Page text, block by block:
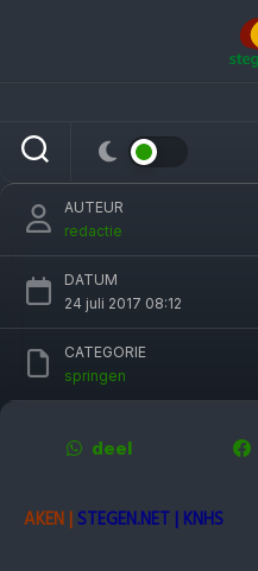
Houtzager in Grote
AUTEUR
redactie
DATUM
24 juli 2017 08:12
CATEGORIE
springen
deel
AKEN | STEGEN.NET | KNHS